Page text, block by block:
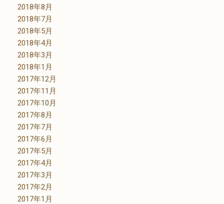
2018年8月
2018年7月
2018年5月
2018年4月
2018年3月
2018年1月
2017年12月
2017年11月
2017年10月
2017年8月
2017年7月
2017年6月
2017年5月
2017年4月
2017年3月
2017年2月
2017年1月